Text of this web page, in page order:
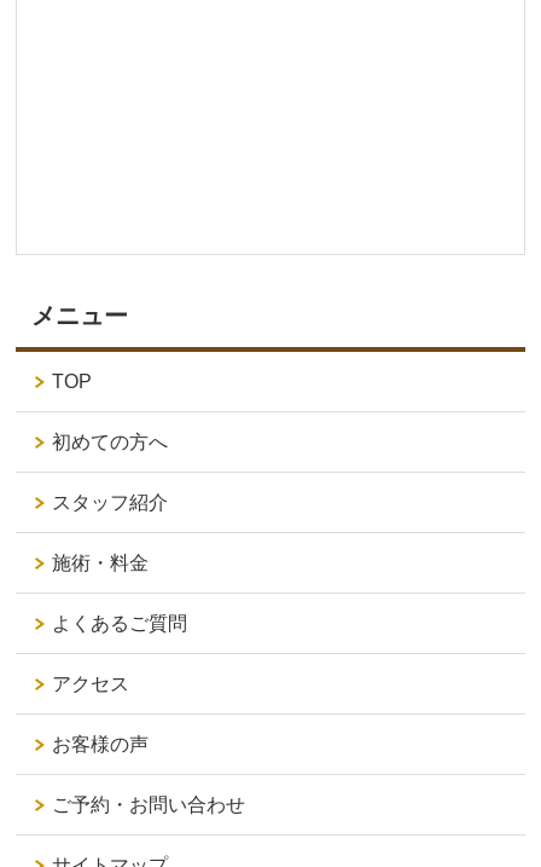
メニュー
TOP
初めての方へ
スタッフ紹介
施術・料金
よくあるご質問
アクセス
お客様の声
ご予約・お問い合わせ